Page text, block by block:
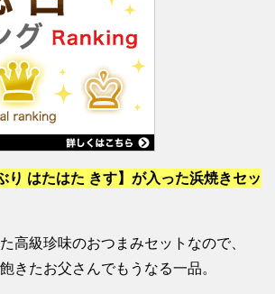
り はたはた きす】が入った浜焼きセッ
高級珍味のおつまみセットなので、
きたお父さんでもうなる一品。